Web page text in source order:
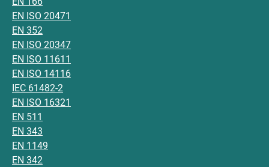
EN ISO 20471
EN 352
EN ISO 20347
EN ISO 11611
EN ISO 14116
IEC 61482-2
EN ISO 16321
EN 511
EN 343
EN 1149
EN 342